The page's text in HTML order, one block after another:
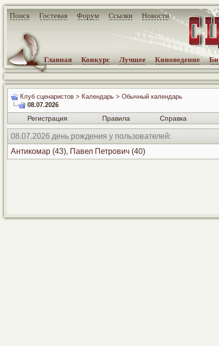
Поиск Гостевая Форум Ссылки Новости
Главная Конкурс Лучшее Киноведение
Клуб сценаристов > Календарь > Обычный календарь
08.07.2026
Регистрация Правила Справка
08.07.2026 день рождения у пользователей:
Антикомар (43), Павел Петрович (40)